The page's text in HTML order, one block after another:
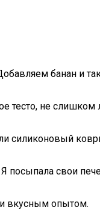
банан и
тесто, не слишком
силиконовый
посыпала свои
и вкусным опытом.